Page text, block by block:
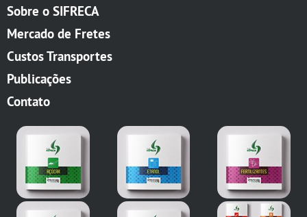
Sobre o SIFRECA
Mercado de Fretes
Custos Transportes
Publicações
Contato